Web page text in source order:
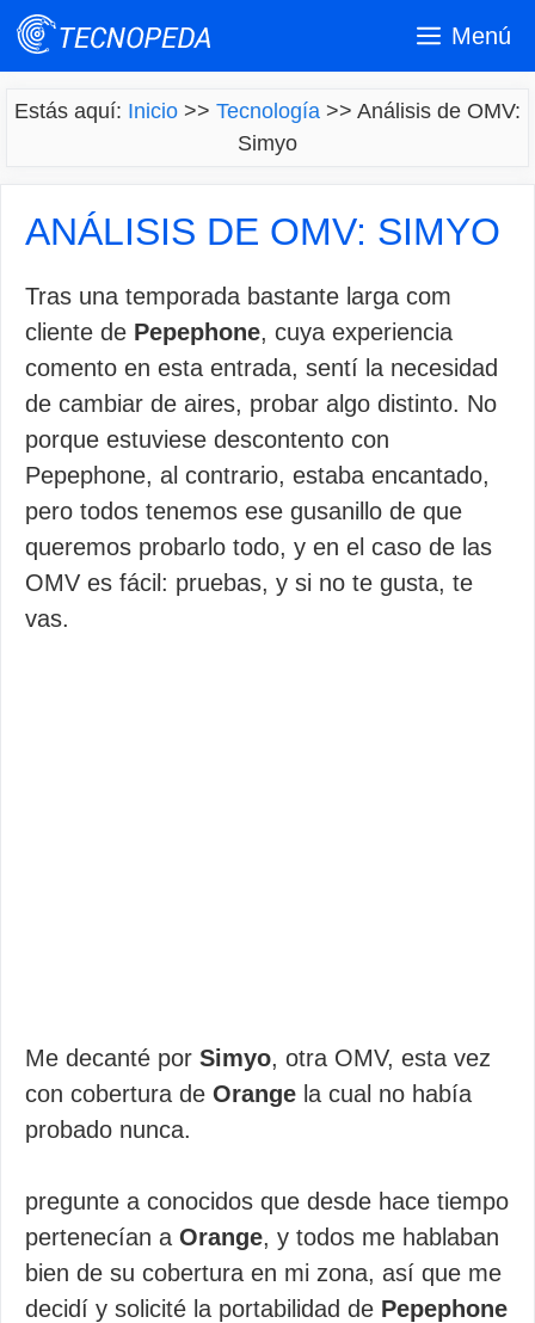
Saltar
Menú
Estás aquí: Inicio >> Tecnología >> Análisis de OMV:
Simyo
ANÁLISIS DE OMV: SIMYO
Tras una temporada bastante larga com
cliente de Pepephone, cuya experiencia
comento en esta entrada, sentí la necesidad
de cambiar de aires, probar algo distinto. No
porque estuviese descontento con
Pepephone, al contrario, estaba encantado,
pero todos tenemos ese gusanillo de que
queremos probarlo todo, y en el caso de las
OMV es fácil: pruebas, y si no te gusta, te
vas.
Me decanté por Simyo, otra OMV, esta vez
con cobertura de Orange la cual no había
probado nunca.
pregunte a conocidos que desde hace tiempo
pertenecían a Orange, y todos me hablaban
bien de su cobertura en mi zona, así que me
decidí y solicité la portabilidad de Pepephone